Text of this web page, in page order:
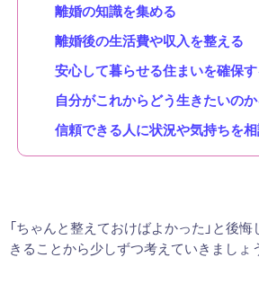
離婚の知識を集める
離婚後の生活費や収入を整える
安心して暮らせる住まいを確保
自分がこれからどう生きたいの
信頼できる人に状況や気持ちを
「ちゃんと整えておけばよかった」と後
きることから少しずつ考えていきましょ